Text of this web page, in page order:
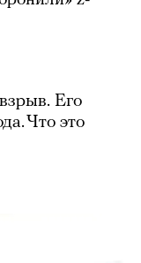
Его
Что это